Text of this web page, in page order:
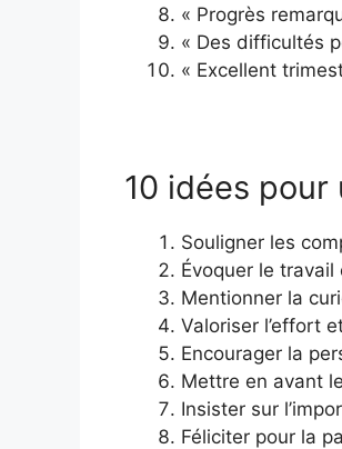
« Progrès
« Des difficultés
« Excellent
10 idées
Souligner les
Évoquer le travail
Mentionner la
Valoriser l’effort
Encourager la
Mettre en avant
Insister sur
Féliciter pour la